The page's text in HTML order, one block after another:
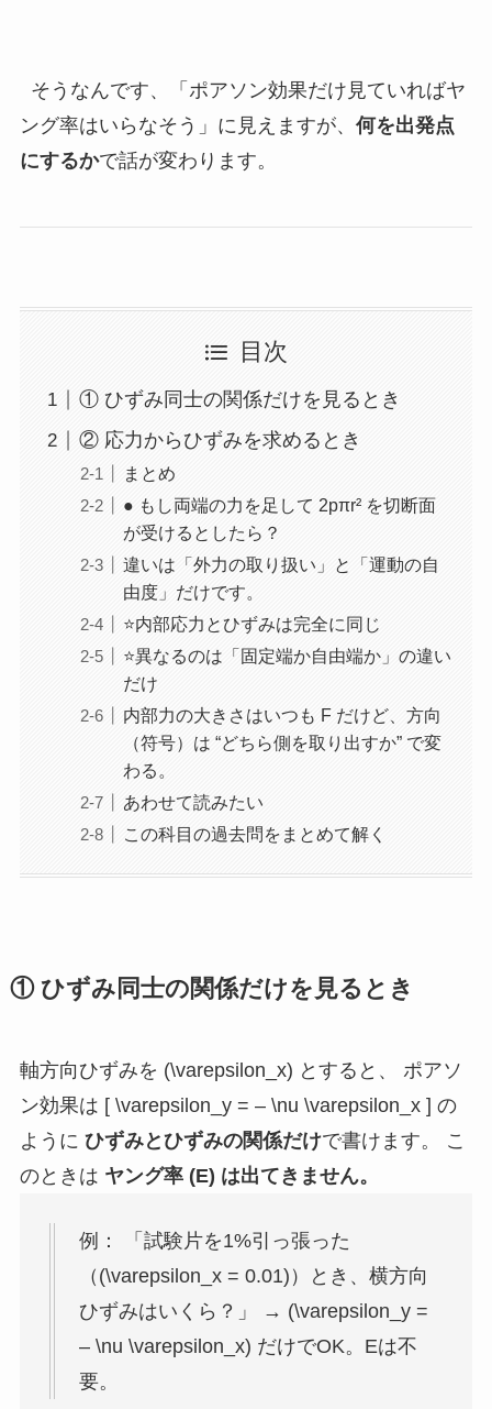
そうなんです、「ポアソン効果だけ見ていればヤ
ング率はいらなそう」に見えますが、 何を出発点
にするかで話が変わります。
目次
① ひずみ同士の関係だけを見るとき
② 応力からひずみを求めるとき
まとめ
● もし両端の力を足して 2pπr² を切断面
が受けるとしたら？
違いは「外力の取り扱い」と「運動の自
由度」だけです。
⭐内部応力とひずみは完全に同じ
⭐異なるのは「固定端か自由端か」の違い
だけ
内部力の大きさはいつも F だけど、方向
（符号）は “どちら側を取り出すか” で変
わる。
あわせて読みたい
この科目の過去問をまとめて解く
① ひずみ同士の関係だけを見るとき
軸方向ひずみを (\varepsilon_x) とすると、 ポアソ
ン効果は [ \varepsilon_y = – \nu \varepsilon_x ] の
ように ひずみとひずみの関係だけで書けます。 こ
のときは ヤング率 (E) は出てきません。
例： 「試験片を1%引っ張った
（(\varepsilon_x = 0.01)）とき、横方向
ひずみはいくら？」 → (\varepsilon_y =
– \nu \varepsilon_x) だけでOK。Eは不
要。